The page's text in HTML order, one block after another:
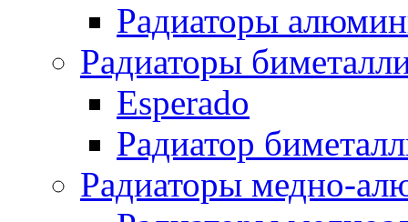
Радиаторы
Радиаторы
Esperado
Радиатор
Радиаторы медно-